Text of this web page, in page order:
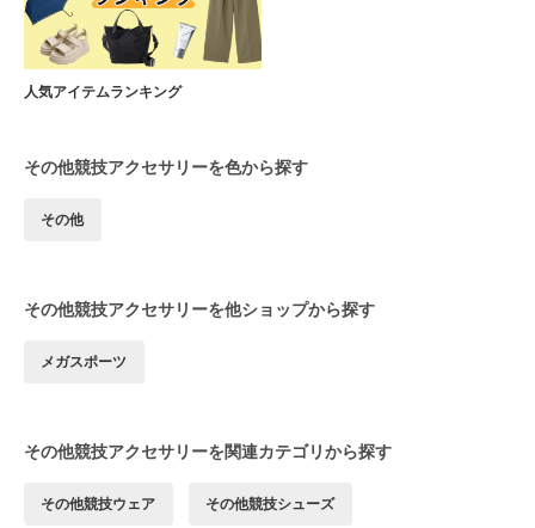
人気アイテムランキング
その他競技アクセサリーを色から探す
その他
その他競技アクセサリーを他ショップから探す
メガスポーツ
その他競技アクセサリーを関連カテゴリから探す
その他競技ウェア その他競技シューズ